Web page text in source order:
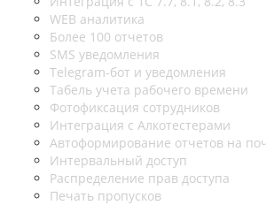
WEB аналитика
Более 100 отчетов
SMS уведомления
Telegram-бот и уведомления
Табель учета рабочего времени
Фотофиксация сотрудников
Интеграция с Алкотестерами
Автоформирование отчетов на
Интервальный доступ
Распределение прав доступа
Печать пропусков